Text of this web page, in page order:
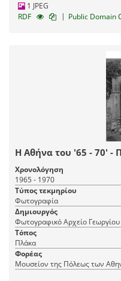
1 JPEG
RDF
| Public Domain
Η Αθήνα του '65 - 70' -
Χρονολόγηση
1965 - 1970
Τύπος τεκμηρίου
Φωτογραφία
Δημιουργός
Φωτογραφικό Αρχείο
Τόπος
Πλάκα
Φορέας
Μουσείον της Πόλεως των